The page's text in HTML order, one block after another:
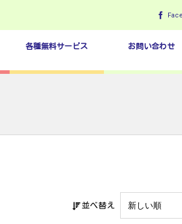
各種無料サービス お問い合わせ
並べ替え